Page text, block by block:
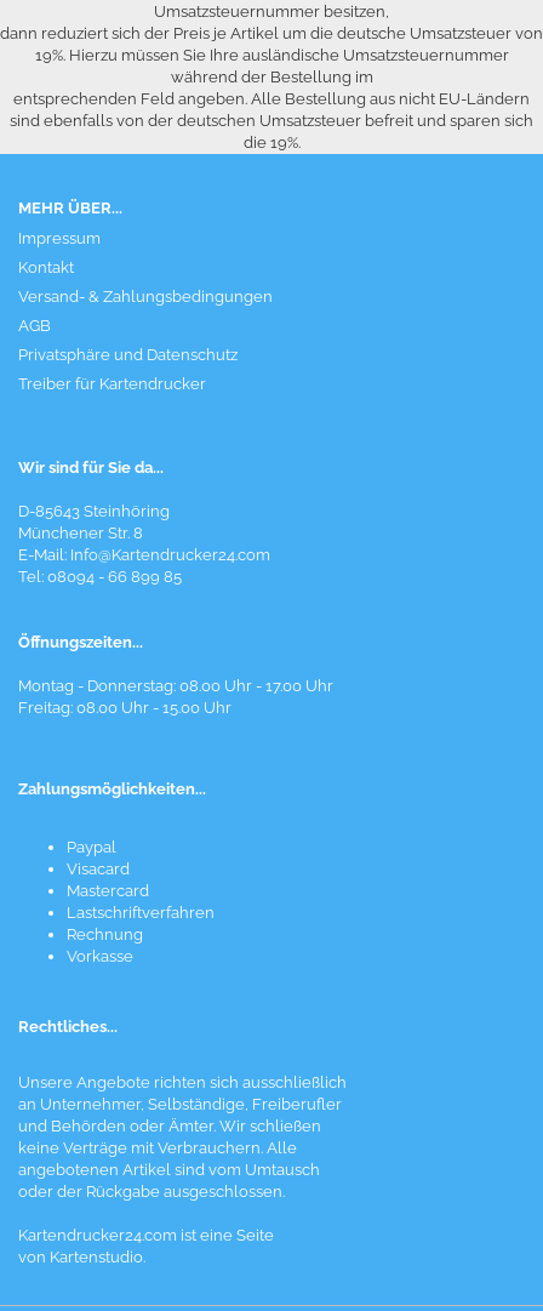
Umsatzsteuernummer besitzen,
dann reduziert sich der Preis je Artikel um die deutsche Umsatzsteuer von
19%. Hierzu müssen Sie Ihre ausländische Umsatzsteuernummer
während der Bestellung im
entsprechenden Feld angeben. Alle Bestellung aus nicht EU-Ländern
sind ebenfalls von der deutschen Umsatzsteuer befreit und sparen sich
die 19%.
MEHR ÜBER...
Impressum
Kontakt
Versand- & Zahlungsbedingungen
AGB
Privatsphäre und Datenschutz
Treiber für Kartendrucker
Wir sind für Sie da...
D-85643 Steinhöring
Münchener Str. 8
E-Mail: Info@Kartendrucker24.com
Tel: 08094 - 66 899 85
Öffnungszeiten...
Montag - Donnerstag: 08.00 Uhr - 17.00 Uhr
Freitag: 08.00 Uhr - 15.00 Uhr
Zahlungsmöglichkeiten...
Paypal
Visacard
Mastercard
Lastschriftverfahren
Rechnung
Vorkasse
Rechtliches...
Unsere Angebote richten sich ausschließlich
an Unternehmer, Selbständige, Freiberufler
und Behörden oder Ämter. Wir schließen
keine Verträge mit Verbrauchern. Alle
angebotenen Artikel sind vom Umtausch
oder der Rückgabe ausgeschlossen.
Kartendrucker24.com ist eine Seite
von Kartenstudio.